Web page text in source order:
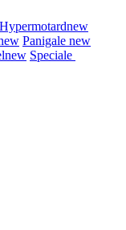
Hypermotardnew
Panigale new
new Speciale